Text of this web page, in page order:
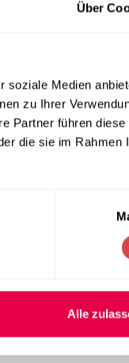
Über
soziale Medien
zu Ihrer
Partner führen diese
die sie im Rahmen
Alle
luxuriöse
diskret die
Das
entwickelt wurde.
Ihre
an: 410 cm, 490
der Rückseite
Material ist bei 40 °C